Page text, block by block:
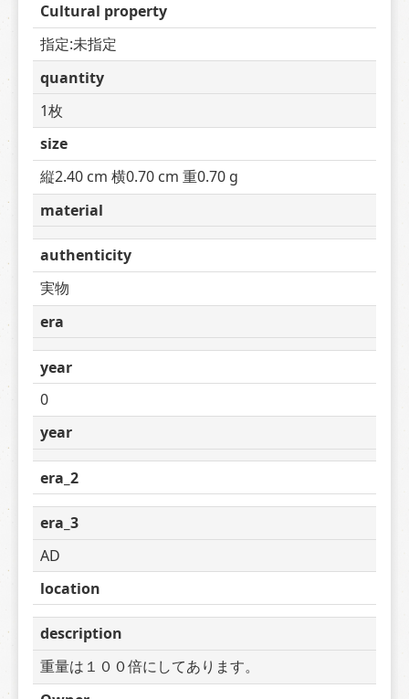
Cultural property
指定:未指定
quantity
1枚
size
縦2.40 cm 横0.70 cm 重0.70 g
material
authenticity
実物
era
year
0
year
era_2
era_3
AD
location
description
重量は１００倍にしてあります。